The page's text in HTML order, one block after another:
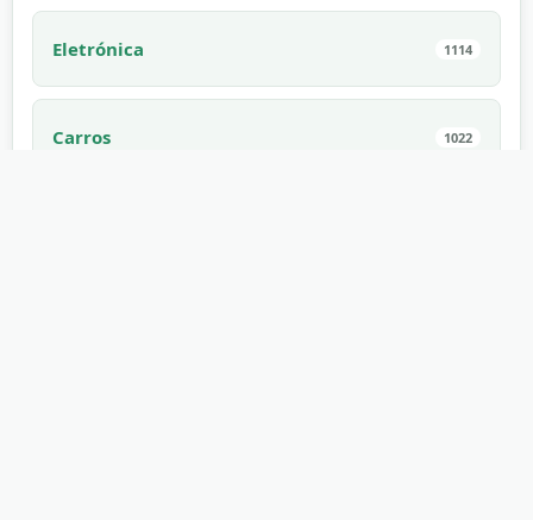
Eletrónica 1114
Carros 1022